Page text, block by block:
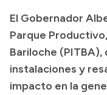
Transparencia
Inversión en Salud
Licitaciones
Consulta de
El Gobernador
Parque
Bariloche
instalaciones y
impacto en la